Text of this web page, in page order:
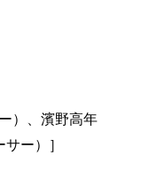
）、濱野高年
ー）］